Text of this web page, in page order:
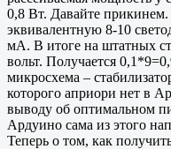
0,8 Вт. Давайте
эквивалентную 8-10
мА. В итоге на штатных
вольт. Получается
микросхема –
которого априори нет в
выводу об оптимальном
Ардуино сама из этого
Теперь о том, как